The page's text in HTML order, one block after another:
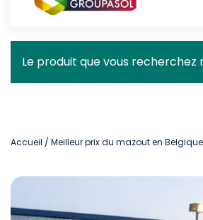
Message
d'état
Le produit que vous
Accueil / Meilleur prix du mazout en Belgique